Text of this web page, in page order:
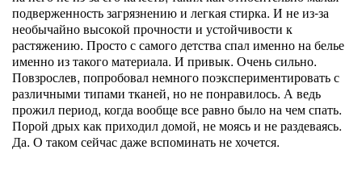
подверженность загрязнению и легкая стирка. И не из-за
необычайно высокой прочности и устойчивости к
растяжению. Просто с самого детства спал именно на белье
именно из такого материала. И привык. Очень сильно.
Повзрослев, попробовал немного поэкспериментировать с
различными типами тканей, но не понравилось. А ведь
прожил период, когда вообще все равно было на чем спать.
Порой дрых как приходил домой, не моясь и не раздеваясь.
Да. О таком сейчас даже вспоминать не хочется.